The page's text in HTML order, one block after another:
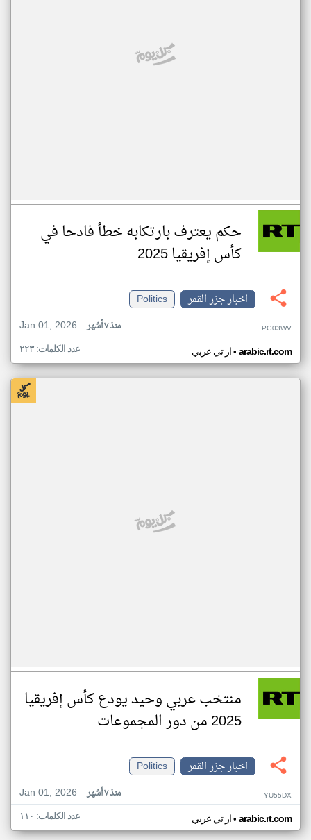
حكم يعترف بارتكابه خطأ فادحا في
كأس إفريقيا 2025
اخبار جزر القمر
Politics
Jan 01, 2026
منذ ٧ أشهر PG03WV
ار تي عربي• arabic.rt.com عدد الكلمات: ٢٢٣
منتخب عربي وحيد يودع كأس إفريقيا
2025 من دور المجموعات
اخبار جزر القمر
Politics
Jan 01, 2026
منذ ٧ أشهر YU55DX
ار تي عربي• arabic.rt.com عدد الكلمات: ١١٠